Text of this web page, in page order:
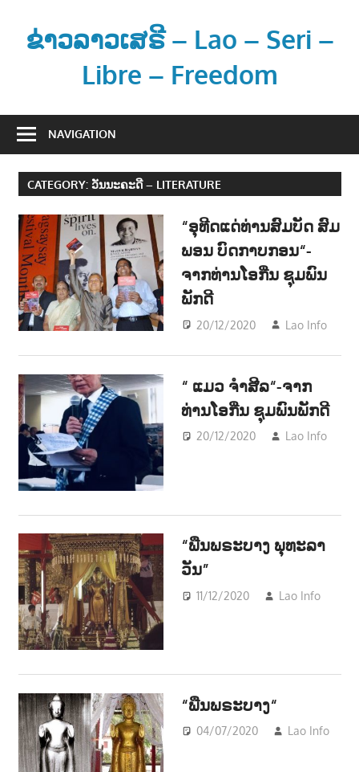
contentຂ່າວລາວເສຣີ – Lao – Seri –
Libre – Freedom
າ
ແ
ະ
ຂໍ້
ມູ
ນ
ຂ່
າ
ວ
ສ
າ
ນ
NAVIGATION
CATEGORY: ວັນນະຄະດີ – LITERATURE
“ອຸທີດແດ່ທ່ານສົມບັດ ສົມ
ພອນ ບົດກາບກອນ“-
ຈາກທ່ານໂອກີ່ນ ຊຸມພົນ
ພັກດີ
20/12/2020 Lao Info
“ ແມວ ຈຳສີລ“-ຈາກ
ທ່ານໂອກີ່ນ ຊຸມພົນພັກດີ
20/12/2020
Lao Info
“ພືນພຣະບາງ ພຸທະລາ
ວັນ”
11/12/2020 Lao Info
-
“ພືນພຣະບາງ“
04/07/2020 Lao Info